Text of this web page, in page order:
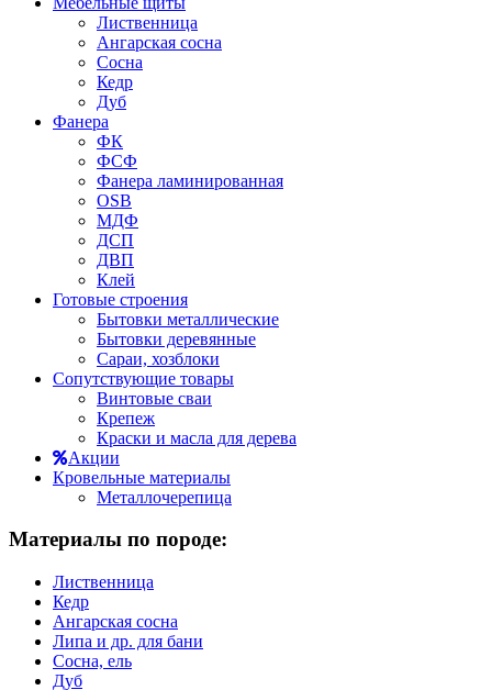
Лиственница
Ангарская сосна
Сосна
Кедр
Дуб
Фанера
ФК
ФСФ
Фанера ламинированная
OSB
МДФ
ДСП
ДВП
Клей
Готовые строения
Бытовки металлические
Бытовки деревянные
Сараи, хозблоки
Сопутствующие товары
Винтовые сваи
Крепеж
Краски и масла для дерева
Акции
Кровельные материалы
Металлочерепица
Материалы по породе:
Лиственница
Кедр
Ангарская сосна
Липа и др. для бани
Сосна, ель
Дуб